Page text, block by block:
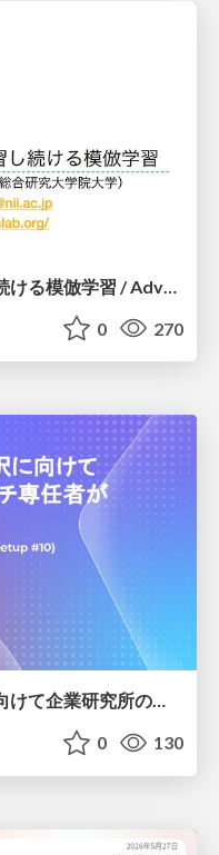
0 270
某助成金プロジェクト採択に向けて企業研究所のアウトリーチ専任者がやったこと
0 130